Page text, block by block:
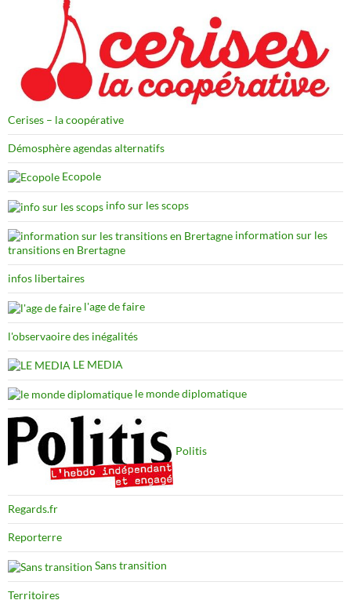
Cerises – la coopérative
Démosphère agendas alternatifs
Ecopole
info sur les scops
information sur les
transitions en Brertagne
infos libertaires
l'age de faire
l'observaoire des inégalités
LE MEDIA
le monde diplomatique
Politis
Regards.fr
Reporterre
Sans transition
Territoires